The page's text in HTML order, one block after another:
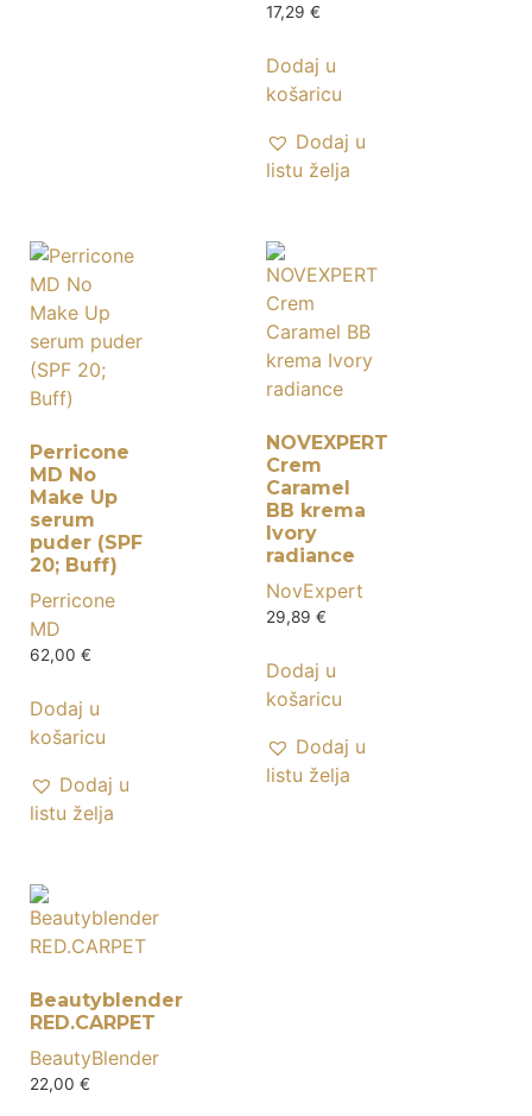
17,29 €
Dodaj u
košaricu
Dodaj u
listu želja
Perricone
MD No
Make Up
serum
puder (SPF
20; Buff)
Perricone
MD
62,00 €
Dodaj u
košaricu
Dodaj u
listu želja
NOVEXPERT
Crem
Caramel
BB krema
Ivory
radiance
NovExpert
29,89 €
Dodaj u
košaricu
Dodaj u
listu želja
Beautyblender
RED.CARPET
BeautyBlender
22,00 €